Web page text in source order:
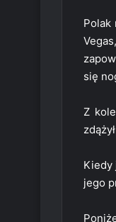
Polak
się
Z
Kiedy
jego